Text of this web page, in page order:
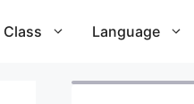
Class Language